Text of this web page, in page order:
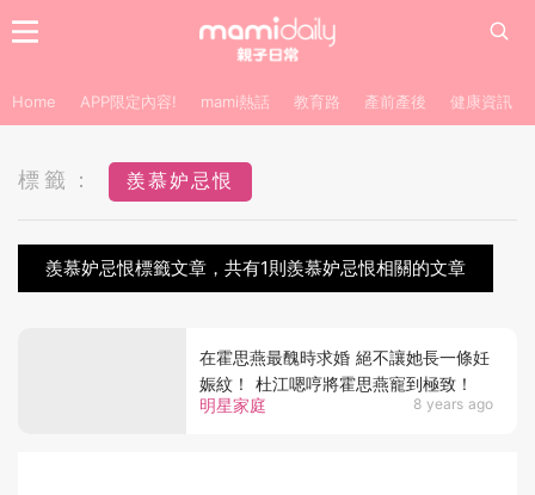
Home APP限定內容! mami熱話 教育路 產前產後 健康資訊
標籤： 羨慕妒忌恨
羨慕妒忌恨標籤文章，共有1則羨慕妒忌恨相關的文章
明星家庭 8 years ago
在霍思燕最醜時求婚 絕不讓她長一條妊
娠紋！ 杜江嗯哼將霍思燕寵到極致！